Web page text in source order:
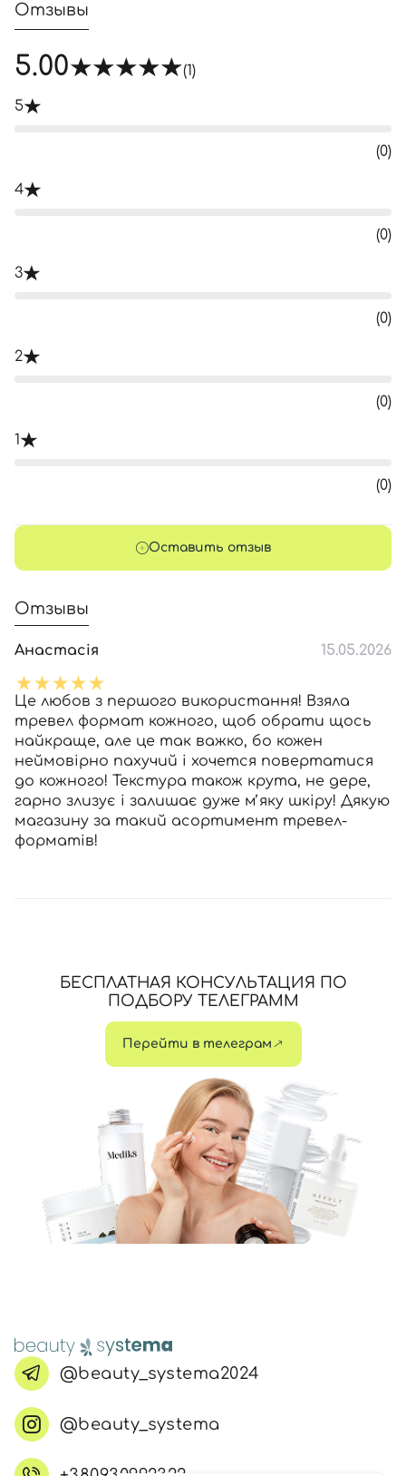
Отзывы
5.00 (1)
5
(0)
4
(0)
3
(0)
2
(0)
1
(0)
Оставить отзыв
Отзывы
Анастасія 15.05.2026
Це любов з першого використання! Взяла
тревел формат кожного, щоб обрати щось
найкраще, але це так важко, бо кожен
неймовірно пахучий і хочется повертатися
до кожного! Текстура також крута, не дере,
гарно злизує і залишає дуже мʼяку шкіру! Дякую
магазину за такий асортимент тревел-
форматів!
БЕСПЛАТНАЯ КОНСУЛЬТАЦИЯ ПО
ПОДБОРУ ТЕЛЕГРАММ
Перейти в телеграм
@beauty_systema2024
@beauty_systema